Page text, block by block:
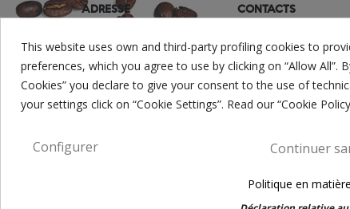
ADRESSE
Via Giuseppe Aprile, 12
74015 Martina Franca (TA)
CONTACTS
EMAIL:
TEL: +39 0804306600
This website uses own and third-party profiling cookies to
preferences, which you agree to use by clicking on “Allow All”.
Cookies” you declare to give your consent to the use of
your settings click on “Cookie Settings”. Read our “Cookie
Continuer
Configurer
Politique en